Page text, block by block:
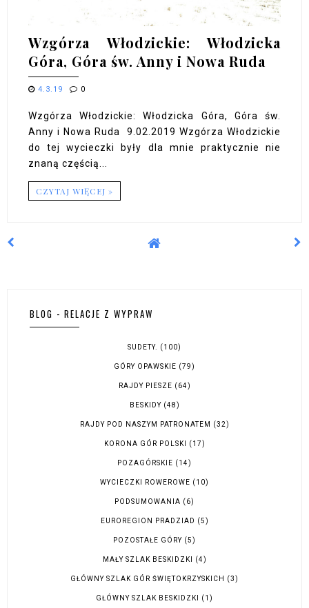
Wzgórza Włodzickie: Włodzicka
Góra, Góra św. Anny i Nowa Ruda
4.3.19 0
Wzgórza Włodzickie: Włodzicka Góra, Góra św.
Anny i Nowa Ruda 9.02.2019 Wzgórza Włodzickie
do tej wycieczki były dla mnie praktycznie nie
znaną częścią...
CZYTAJ WIĘCEJ »
BLOG - RELACJE Z WYPRAW
SUDETY. (100)
GÓRY OPAWSKIE (79)
RAJDY PIESZE (64)
BESKIDY (48)
RAJDY POD NASZYM PATRONATEM (32)
KORONA GÓR POLSKI (17)
POZAGÓRSKIE (14)
WYCIECZKI ROWEROWE (10)
PODSUMOWANIA (6)
EUROREGION PRADZIAD (5)
POZOSTAŁE GÓRY (5)
MAŁY SZLAK BESKIDZKI (4)
GŁÓWNY SZLAK GÓR ŚWIĘTOKRZYSKICH (3)
GŁÓWNY SZLAK BESKIDZKI (1)